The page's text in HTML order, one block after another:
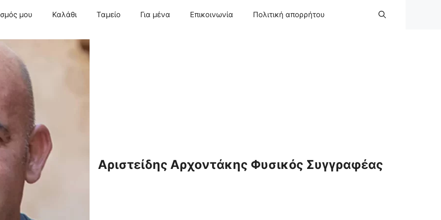
μου Καλάθι Ταμείο Για μένα Επικοινωνία Πολιτική απορρήτου
Αριστείδης Αρχοντάκης Φυσικός Συγγραφέας